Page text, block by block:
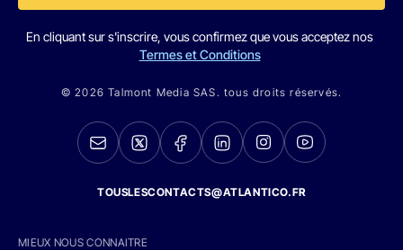
En cliquant sur s'inscrire, vous confirmez que vous acceptez nos
Termes et Conditions
© 2026 Talmont Media SAS. tous droits réservés.
TOUSLESCONTACTS@ATLANTICO.FR
MIEUX NOUS CONNAITRE